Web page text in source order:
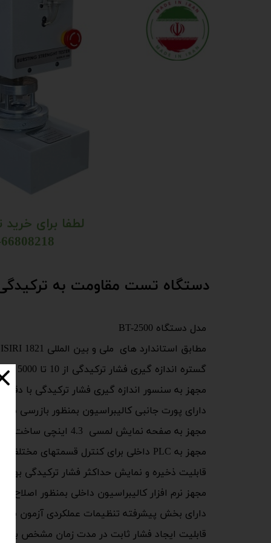
دستگاه تست مقاومت به
مدل دستگاه BT-2500
مطابق استاندارد های ملی و بین المللی ISO 2759, ISO 2758, ASTM D3786 , ISIRI 1821
گستره اندازه گیری فشار ترکیدگی از 10 تا 5000 کیلوپاسکال با ریزنگری 0.01 کیلوپاسکال
مجهز به سنسور اندازه گیری فشار ترکیدگی با
دارای پورت جانبی کالیبراسیون بمنظور بازرسی
مجهز به صفحه نمایش لمسی 4.3 اینچی ساخت DELTA تایوان
مجهز به PLC داخلی برای کنترل قسمتهای مختلف دستگاه
قابلیت ذخیره و نمایش حداکثر فشار ترکیدگی
مجهز نرم افزار کالیبراسیون داخلی بمنظور اصلاح
دارای بخش پیشرفته تنظیمات عملکردی آزمون بر
قابلیت ایجاد فشار ثابت در مدت زمان مشخص
لطفا برای